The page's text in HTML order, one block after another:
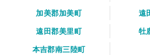
加美郡加美町
遠
遠田郡美里町
牡
本吉郡南三陸町